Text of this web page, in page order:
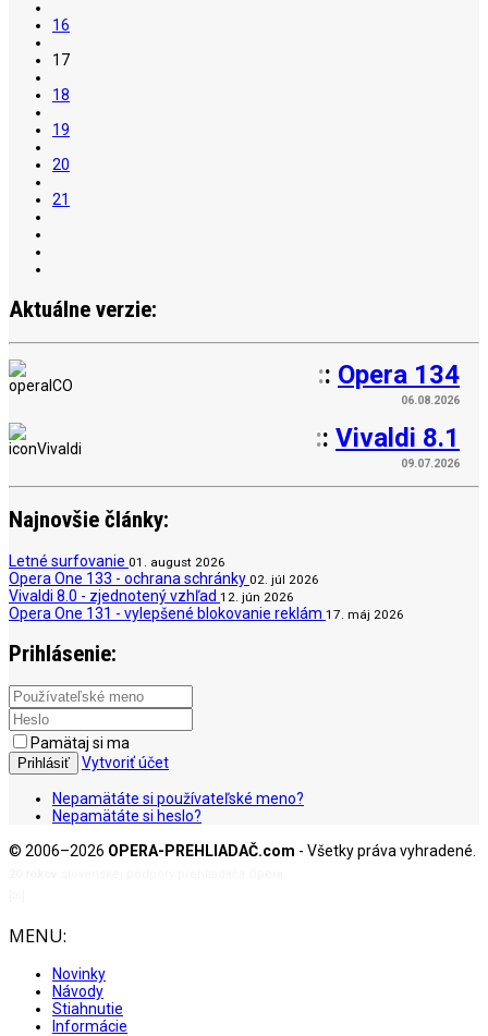
16
17
18
19
20
21
Aktuálne verzie:
:: Opera 134
06.08.2026
:: Vivaldi 8.1
09.07.2026
Najnovšie články:
Letné surfovanie 01. august 2026
Opera One 133 - ochrana schránky 02. júl 2026
Vivaldi 8.0 - zjednotený vzhľad 12. jún 2026
Opera One 131 - vylepšené blokovanie reklám 17. máj 2026
Prihlásenie:
Pamätaj si ma
Prihlásiť Vytvoriť účet
Nepamätáte si používateľské meno?
Nepamätáte si heslo?
© 2006–2026 OPERA-PREHLIADAČ.com - Všetky práva vyhradené.
MENU:
Novinky
Návody
Stiahnutie
Informácie